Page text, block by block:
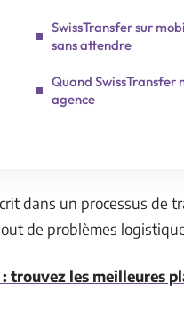
SwissTransfer sur
sans attendre
Quand SwissTransfer
agence
dans un processus de
de problèmes
trouvez les meilleures